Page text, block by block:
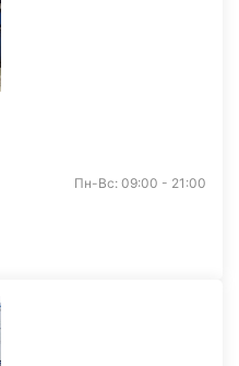
Пн-Вс: 09:00 - 21:00